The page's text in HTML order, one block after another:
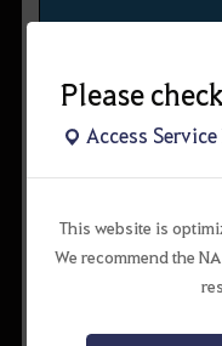
Please
Access
This website is
We recommend the
아이템명
[이벤트] 무기, 의상